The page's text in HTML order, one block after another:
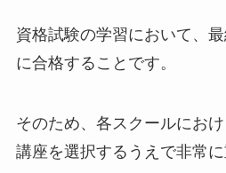
資格試験の学習において、
に合格することです。
そのため、各スクールにおけ
講座を選択するうえで非常